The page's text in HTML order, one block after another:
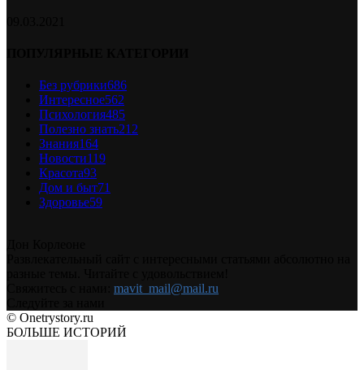
Без рубрики686
Интересное562
Психология485
Полезно знать212
Знания164
Новости119
Красота93
Дом и быт71
Здоровье59
mavit_mail@mail.ru
© Onetrystory.ru
БОЛЬШЕ ИСТОРИЙ